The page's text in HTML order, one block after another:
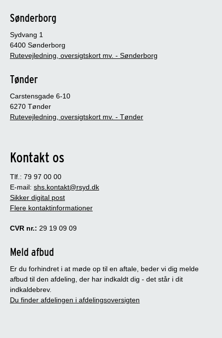
Sønderborg
Sydvang 1
6400 Sønderborg
Rutevejledning, oversigtskort mv. - Sønderborg
Tønder
Carstensgade 6-10
6270 Tønder
Rutevejledning, oversigtskort mv. - Tønder
Kontakt os
Tlf.: 79 97 00 00
E-mail: shs.kontakt@rsyd.dk
Sikker digital post
Flere kontaktinformationer
CVR nr.: 29 19 09 09
Meld afbud
Er du forhindret i at møde op til en aftale, beder vi dig melde
afbud til den afdeling, der har indkaldt dig - det står i dit
indkaldebrev.
Du finder afdelingen i afdelingsoversigten